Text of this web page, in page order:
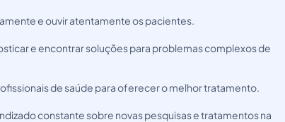
e ouvir atentamente os pacientes.
e encontrar soluções para problemas complexos de
de saúde para oferecer o melhor tratamento.
constante sobre novas pesquisas e tratamentos na